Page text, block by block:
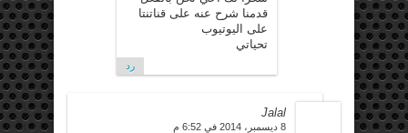
قدمنا شرح عنه على قناتنتا
على اليوتيوب
تحياتي
رد
Jalal
8 ديسمبر، 2014 في 6:52 م